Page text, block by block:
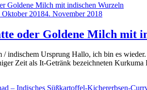
Oktober 20184. November 2018
oder Goldene Milch mit
/ indischem Ursprung Hallo, ich bin es
Zeit als It-Getränk bezeichneten